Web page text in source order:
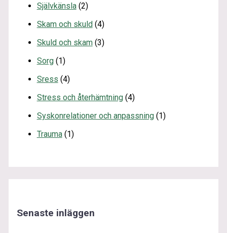
Självkänsla(2)
Skam och skuld(4)
Skuld och skam(3)
Sorg(1)
Sress (4)
Stress och återhämtning(4)
Syskonrelationer och anpassning(1)
Trauma(1)
Senaste inläggen